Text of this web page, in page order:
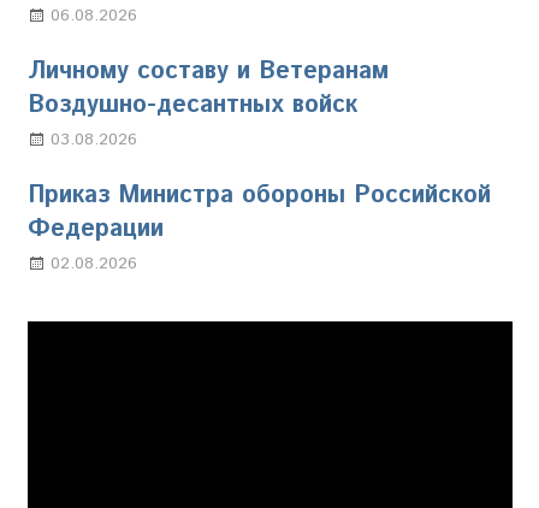
06.08.2026
Личному составу и Ветеранам
Воздушно-десантных войск
03.08.2026
Приказ Министра обороны Российской
Федерации
02.08.2026